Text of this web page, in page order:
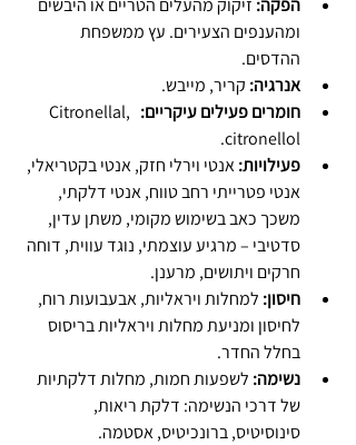
הפקה: זיקוק מהעלים הטריים או היבשים
ומהענפים הצעירים. עץ ממשפחת
ההדסים.
אנרגיה: קריר, מייבש.
חומרים פעילים עיקריים: Citronellal,
citronellol.
פעילויות: אנטי וירלי חזק, אנטי בקטריאלי,
אנטי פטרייתי רחב טווח, אנטי דלקתי,
משכך כאב בשימוש מקומי, משתן עדין,
סדטיבי – מרגיע עוצמתי, נוגד עווית, דוחה
חרקים ויתושים, מרענן.
חיסון: למחלות ויראליות, אבעבועות רוח,
לחיסון ומניעת מחלות ויראליות בריסוס
בחלל החדר.
נשימה: לשפעות חמות, מחלות דלקתיות
של דרכי הנשימה: דלקת ריאות,
סינוסיטיס, ברונכיטיס, אסטמה.